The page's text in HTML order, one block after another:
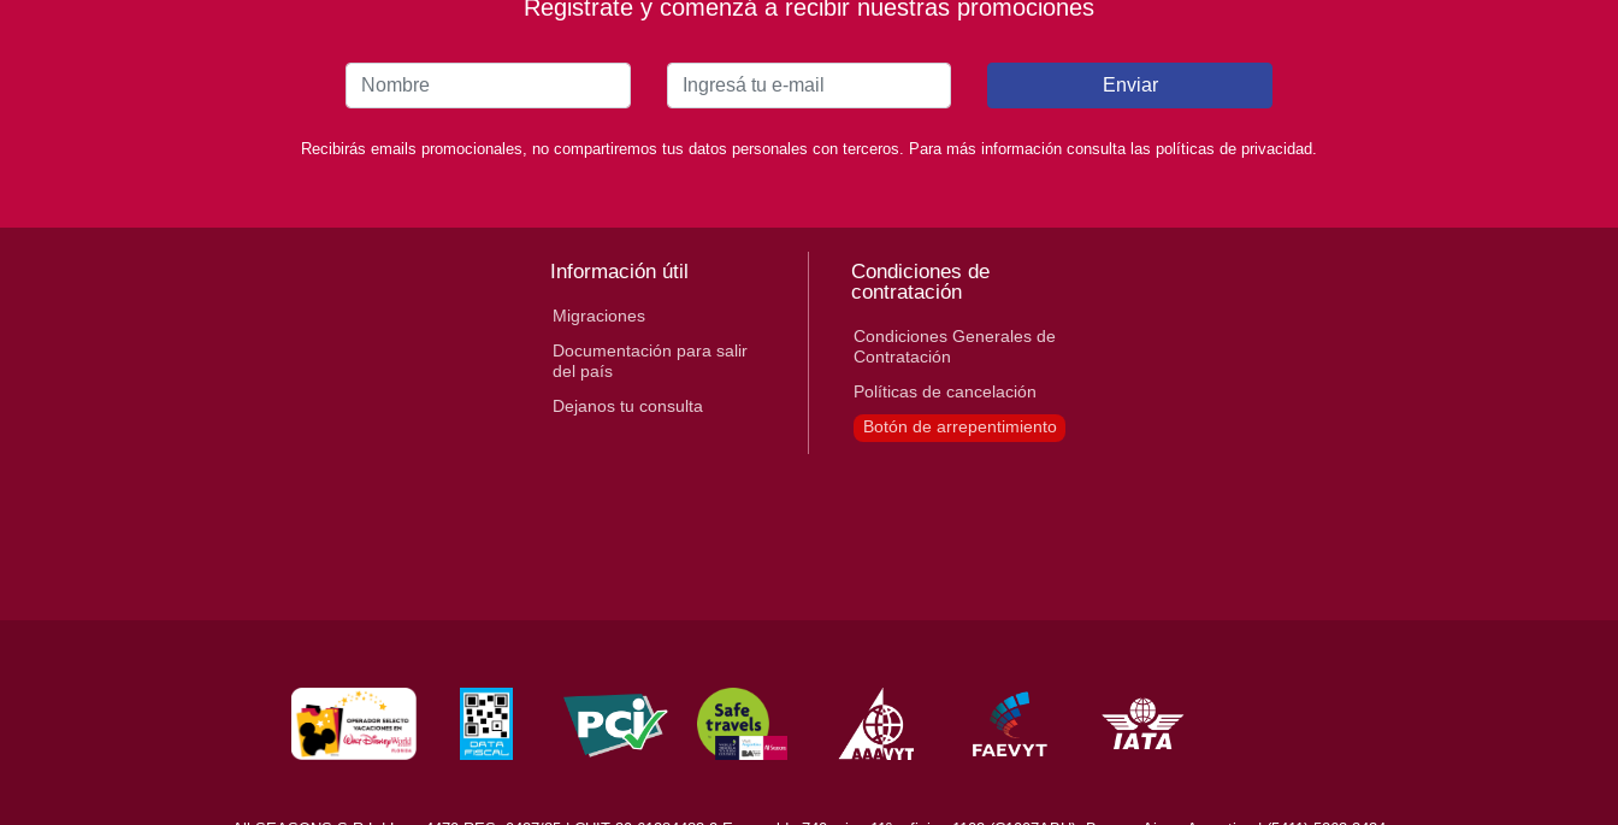
Registrate y comenzá a recibir nuestras promociones
Enviar
Recibirás emails promocionales, no compartiremos tus datos personales con terceros. Para más información consulta las políticas de privacidad.
Información útil
Migraciones
Documentación para salir
del país
Dejanos tu consulta
Condiciones de
contratación
Condiciones Generales de
Contratación
Políticas de cancelación
Botón de arrepentimiento